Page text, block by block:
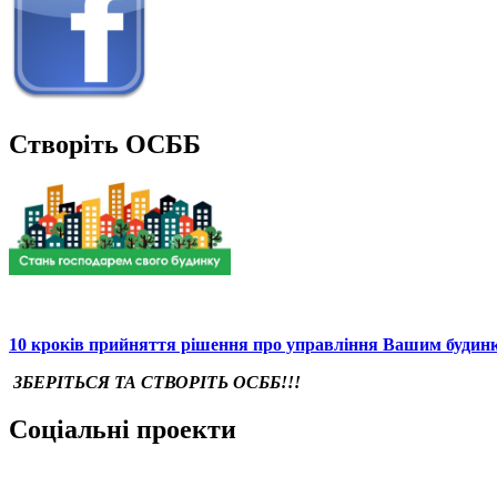
Створіть ОСББ
10 кроків прийняття рішення про управління Вашим
ЗБЕРІТЬСЯ ТА СТВОРІТЬ ОСББ!!!
Соціальні проекти